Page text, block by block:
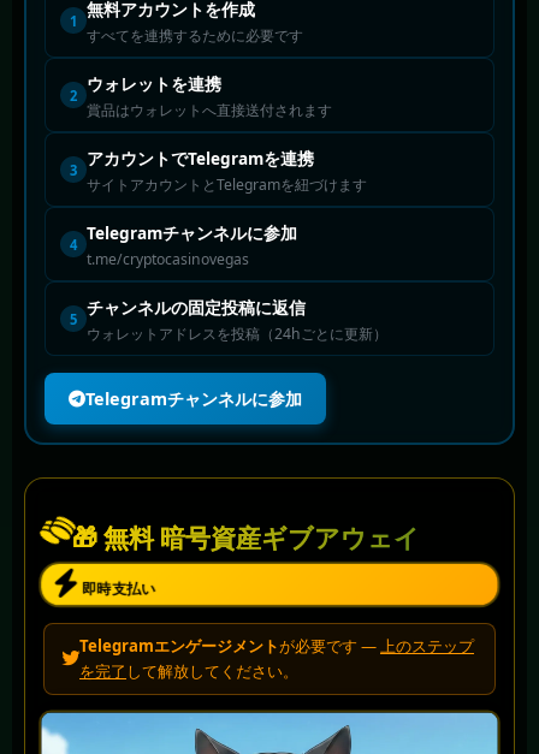
1 無料アカウントを作成
すべてを連携するために必要です
2 ウォレットを連携
賞品はウォレットへ直接送付されます
3 アカウントでTelegramを連携
サイトアカウントとTelegramを紐づけます
4 Telegramチャンネルに参加
t.me/cryptocasinovegas
5 チャンネルの固定投稿に返信
ウォレットアドレスを投稿（24hごとに更新）
Telegramチャンネルに参加
🎁 無料 暗号資産ギブアウェイ
即時支払い
Telegramエンゲージメントが必要です — 上のステップ
を完了 して解放してください。